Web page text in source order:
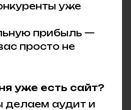
уже
прибыль —
просто не
уже есть сайт?
делаем аудит и